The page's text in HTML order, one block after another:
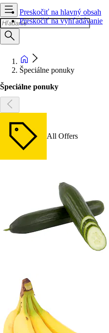
Preskočiť na hlavný obsah
Preskočiť na vyhľadávanie
Špeciálne ponuky
Špeciálne ponuky
All Offers